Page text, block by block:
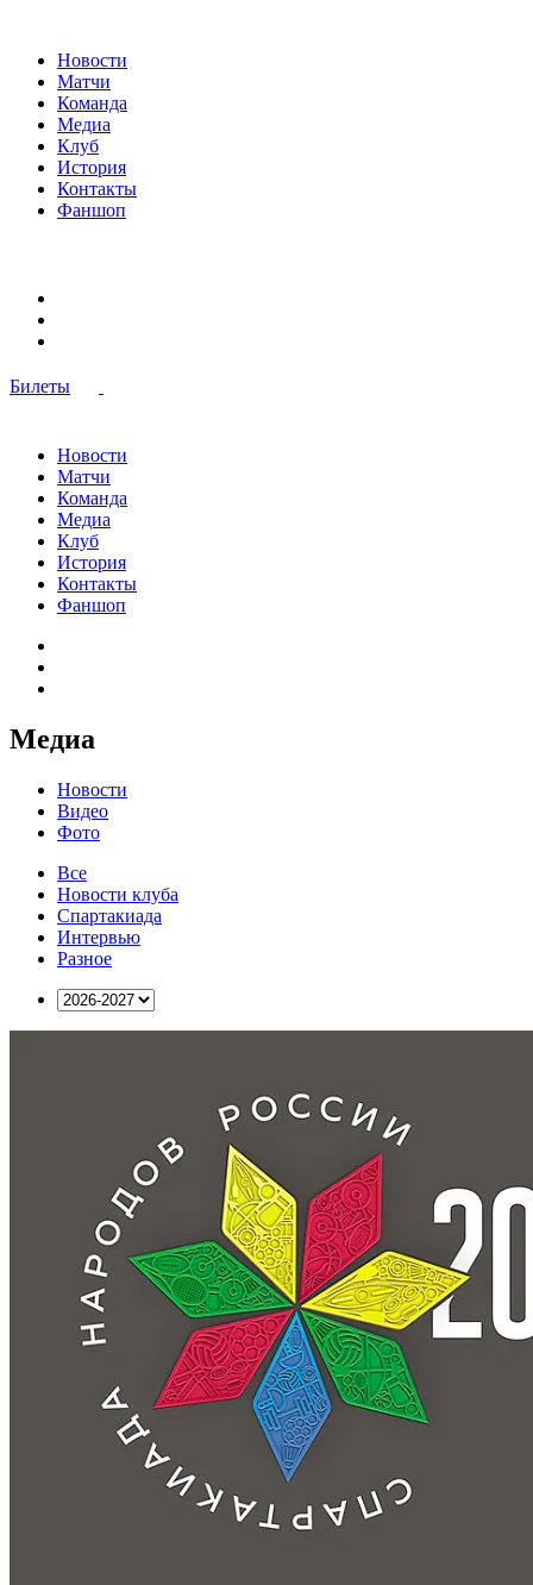
Новости
Матчи
Команда
Медиа
Клуб
История
Контакты
Фаншоп
Билеты
Новости
Матчи
Команда
Медиа
Клуб
История
Контакты
Фаншоп
Медиа
Новости
Видео
Фото
Все
Новости клуба
Спартакиада
Интервью
Разное